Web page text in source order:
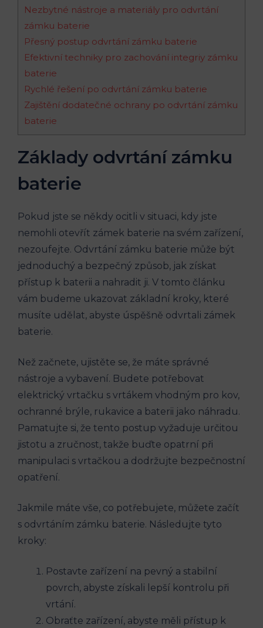
Nezbytné nástroje a materiály pro odvrtání
zámku baterie
Přesný postup odvrtání zámku baterie
Efektivní techniky pro zachování integriy zámku
baterie
Rychlé řešení po odvrtání zámku baterie
Zajištění dodatečné ochrany po odvrtání zámku
baterie
Základy odvrtání zámku
baterie
Pokud jste se někdy ocitli v situaci, kdy jste
nemohli otevřít zámek baterie na svém zařízení,
nezoufejte. Odvrtání zámku baterie může být
jednoduchý a bezpečný způsob, jak získat
přístup k baterii a nahradit ji. V tomto článku
vám budeme ukazovat základní kroky, které
musíte udělat, abyste úspěšně odvrtali zámek
baterie.
Než začnete, ujistěte se, že máte správné
nástroje a vybavení. Budete potřebovat
elektrický vrtačku s vrtákem vhodným pro kov,
ochranné brýle, rukavice a baterii jako náhradu.
Pamatujte si, že tento postup vyžaduje určitou
jistotu a zručnost, takže buďte opatrní při
manipulaci s vrtačkou a dodržujte bezpečnostní
opatření.
Jakmile máte vše, co potřebujete, můžete začít
s odvrtáním zámku baterie. Následujte tyto
kroky:
Postavte zařízení na pevný a stabilní
povrch, abyste získali lepší kontrolu při
vrtání.
Obraťte zařízení, abyste měli přístup k